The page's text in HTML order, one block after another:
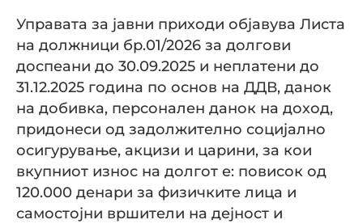
Управата за јавни приходи објавува Листа
на должници бр.01/2026 за долгови
доспеани до 30.09.2025 и неплатени до
31.12.2025 година по основ на ДДВ, данок
на добивка, персонален данок на доход,
придонеси од задолжително социјално
осигурување, акцизи и царини, за кои
вкупниот износ на долгот е: повисок од
120.000 денари за физичките лица и
самостојни вршители на дејност и